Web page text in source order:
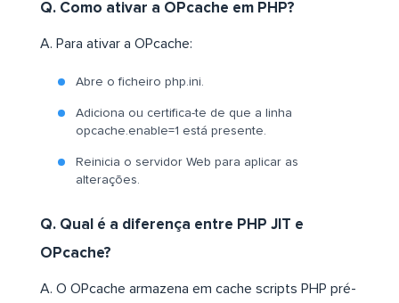
Q. Como ativar a OPcache em PHP?
A. Para ativar a OPcache:
Abre o ficheiro php.ini.
Adiciona ou certifica-te de que a linha
opcache.enable=1 está presente.
Reinicia o servidor Web para aplicar as
alterações.
Q. Qual é a diferença entre PHP JIT e
OPcache?
A. O OPcache armazena em cache scripts PHP pré-